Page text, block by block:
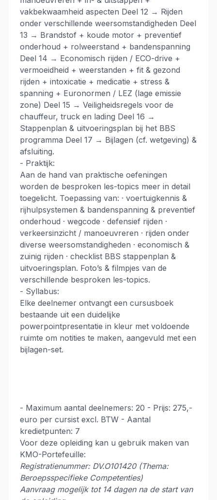
vakbekwaamheid aspecten Deel 12 → Rijden
onder verschillende weersomstandigheden Deel
13 → Brandstof + koude motor + preventief
onderhoud + rolweerstand + bandenspanning
Deel 14 → Economisch rijden / ECO-drive +
vermoeidheid + weerstanden + fit & gezond
rijden + intoxicatie + medicatie + stress &
spanning + Euronormen / LEZ (lage emissie
zone) Deel 15 → Veiligheidsregels voor de
chauffeur, truck en lading Deel 16 →
Stappenplan & uitvoeringsplan bij het BBS
programma Deel 17 → Bijlagen (cf. wetgeving) &
afsluiting.
- Praktijk:
Aan de hand van praktische oefeningen
worden de besproken les-topics meer in detail
toegelicht. Toepassing van: · voertuigkennis &
rijhulpsystemen & bandenspanning & preventief
onderhoud · wegcode · defensief rijden ·
verkeersinzicht / manoeuvreren · rijden onder
diverse weersomstandigheden · economisch &
zuinig rijden · checklist BBS stappenplan &
uitvoeringsplan. Foto’s & filmpjes van de
verschillende besproken les-topics.
- Syllabus:
Elke deelnemer ontvangt een cursusboek
bestaande uit een duidelijke
powerpointpresentatie in kleur met voldoende
ruimte om notities te maken, aangevuld met een
bijlagen-set.
- Maximum aantal deelnemers: 20 - Prijs: 275,-
euro per cursist excl. BTW - Aantal
kredietpunten: 7
Voor deze opleiding kan u gebruik maken van
KMO-Portefeuille:
Registratienummer: DV.O101420 (Thema:
Beroepsspecifieke Competenties)
Aanvraag mogelijk tot 14 dagen na de start van